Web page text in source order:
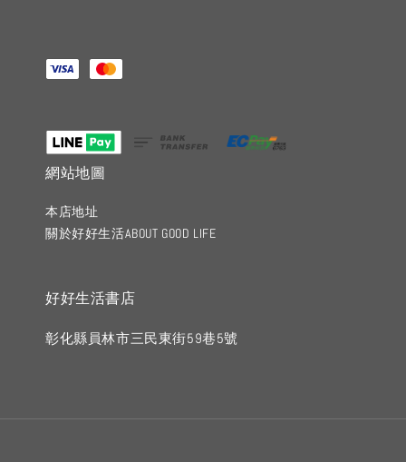
網站地圖
本店地址
關於好好生活ABOUT GOOD LIFE
好好生活書店
彰化縣員林市三民東街59巷5號